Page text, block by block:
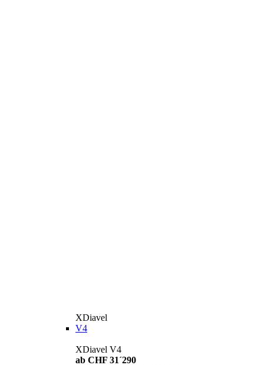
XDiavel
V4
XDiavel V4
ab CHF 31´290